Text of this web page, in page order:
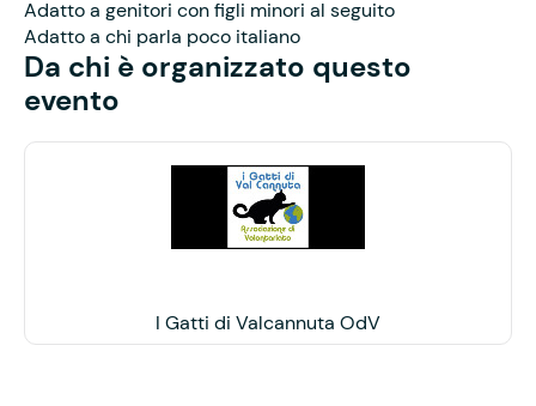
Adatto a genitori con figli minori al seguito
Adatto a chi parla poco italiano
Da chi è organizzato questo
evento
I Gatti di Valcannuta OdV